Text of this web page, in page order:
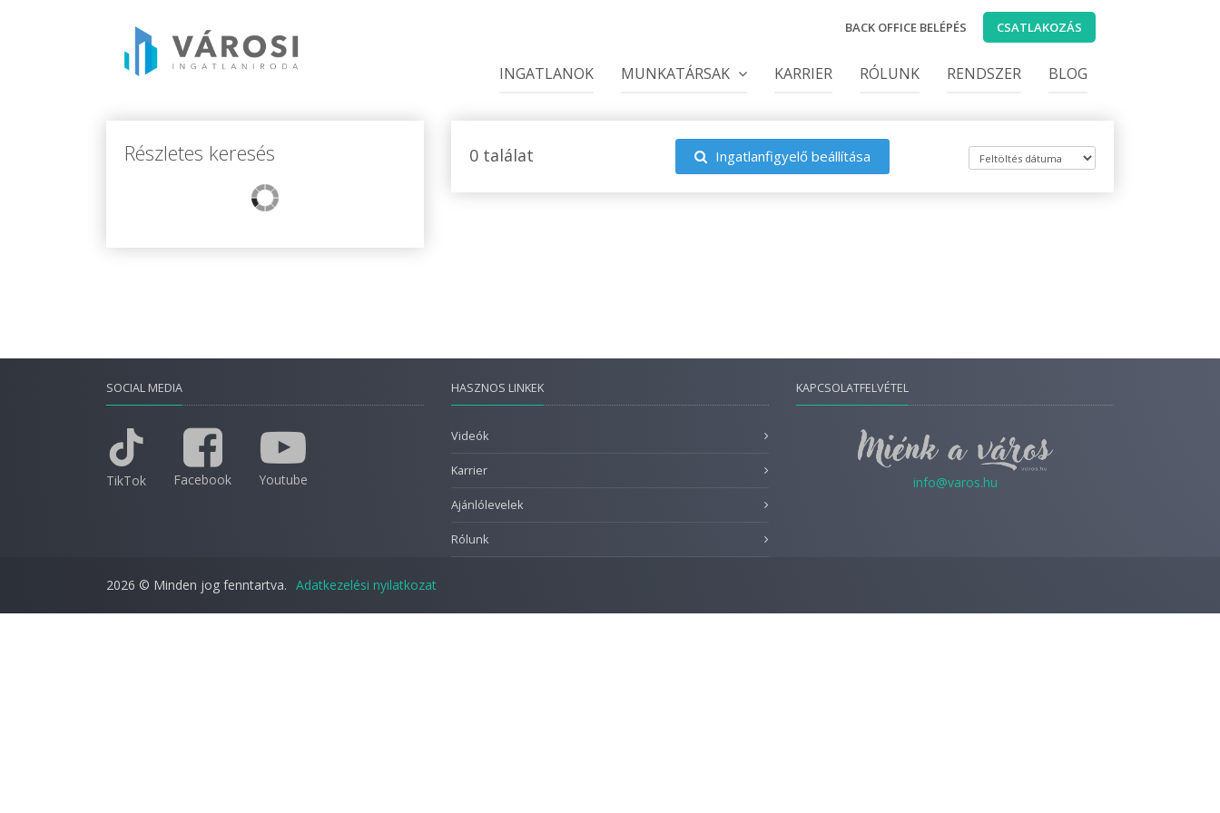
BACK OFFICE BELÉPÉS CSATLAKOZÁS
INGATLANOK MUNKATÁRSAK KARRIER RÓLUNK RENDSZER BLOG
Részletes keresés 0 találat Ingatlanfigyelő beállítása
SOCIAL MEDIA
TikTok Facebook Youtube
HASZNOS LINKEK
Videók
Karrier
Ajánlólevelek
Rólunk
KAPCSOLATFELVÉTEL
info@varos.hu
2026 © Minden jog fenntartva. Adatkezelési nyilatkozat